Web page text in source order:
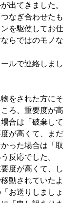
出てきました。
なぎ合わせたも
を駆使してお仕
らではのモノな
ルで連絡しまし
をされた方にそ
ろ、重要度が高
合は「破棄して
が高くて、まだ
った場合は「取
反応でした。
度が高くて、し
動されていたよ
お送りしましょ